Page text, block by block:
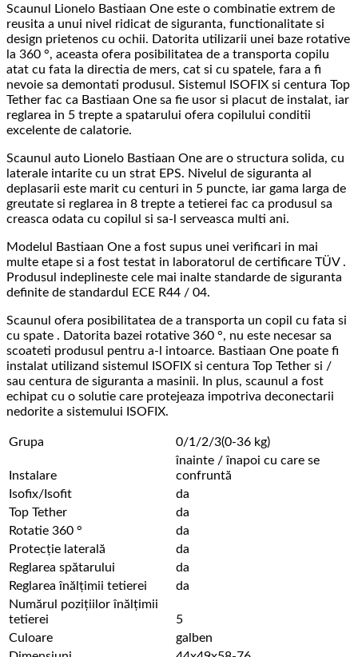
Scaunul Lionelo Bastiaan One este o combinatie extrem de
reusita a unui nivel ridicat de siguranta, functionalitate si
design prietenos cu ochii. Datorita utilizarii unei baze rotative
la 360 °, aceasta ofera posibilitatea de a transporta copilu
atat cu fata la directia de mers, cat si cu spatele, fara a fi
nevoie sa demontati produsul. Sistemul ISOFIX si centura Top
Tether fac ca Bastiaan One sa fie usor si placut de instalat, iar
reglarea in 5 trepte a spatarului ofera copilului conditii
excelente de calatorie.
Scaunul auto Lionelo Bastiaan One are o structura solida, cu
laterale intarite cu un strat EPS. Nivelul de siguranta al
deplasarii este marit cu centuri in 5 puncte, iar gama larga de
greutate si reglarea in 8 trepte a tetierei fac ca produsul sa
creasca odata cu copilul si sa-l serveasca multi ani.
Modelul Bastiaan One a fost supus unei verificari in mai
multe etape si a fost testat in laboratorul de certificare TÜV .
Produsul indeplineste cele mai inalte standarde de siguranta
definite de standardul ECE R44 / 04.
Scaunul ofera posibilitatea de a transporta un copil cu fata si
cu spate . Datorita bazei rotative 360 ​​°, nu este necesar sa
scoateti produsul pentru a-l intoarce. Bastiaan One poate fi
instalat utilizand sistemul ISOFIX si centura Top Tether si /
sau centura de siguranta a masinii. In plus, scaunul a fost
echipat cu o solutie care protejeaza impotriva deconectarii
nedorite a sistemului ISOFIX.
Grupa 0/1/2/3(0-36 kg)
Instalare
înainte / înapoi cu care se
confruntă
Isofix/Isofit
da
Top Tether
da
Rotatie 360 °
da
Protecţie laterală
da
Reglarea spătarului
da
Reglarea înălțimii tetierei
da
Numărul pozițiilor înălțimii
tetierei
5
Culoare
galben